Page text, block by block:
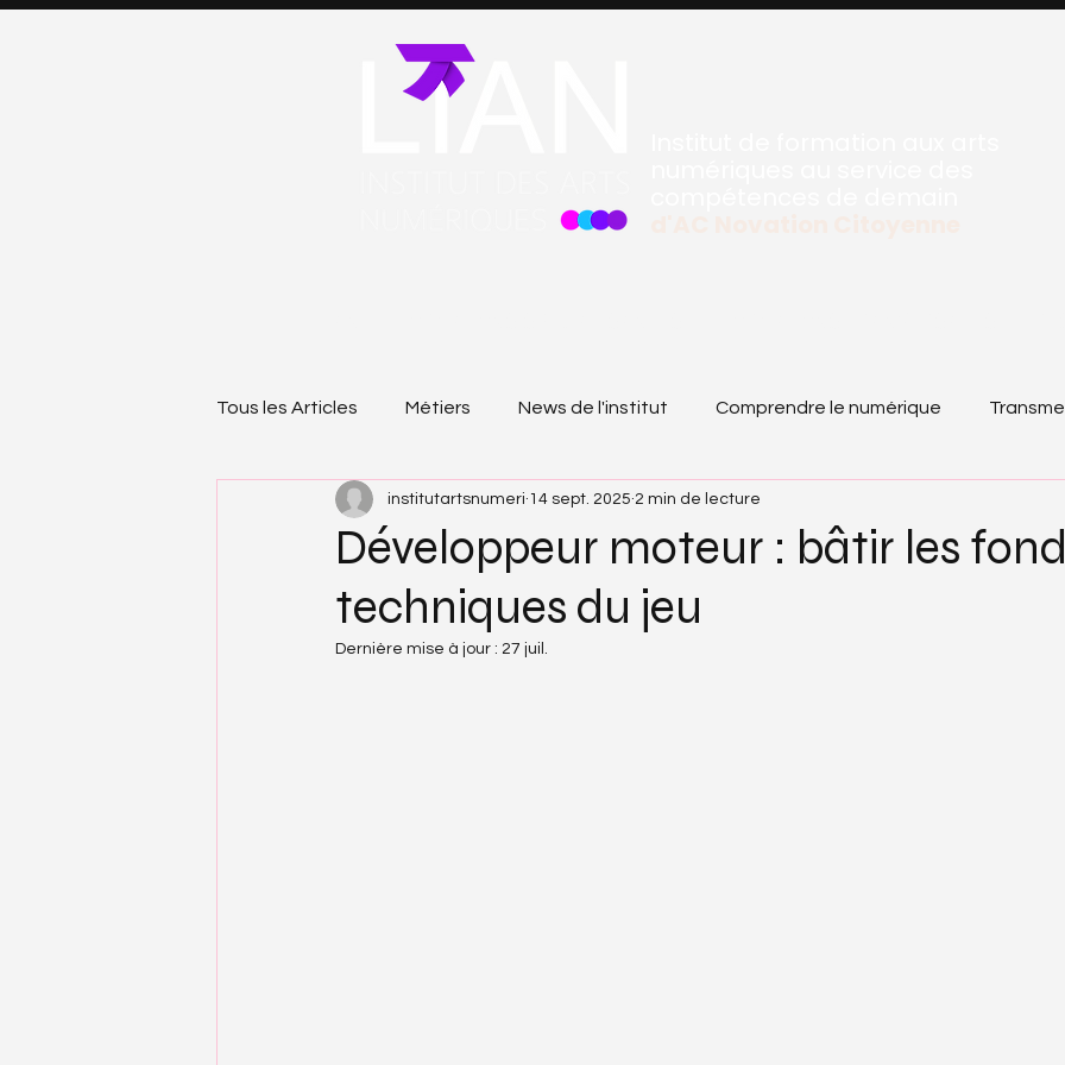
Tous les Articles Métiers News de l'institut Comprendre le numérique
Développeur moteur : bâtir les
techniques du jeu
institutartsnumeri 14 sept. 2025 2 min de lecture
Dernière mise à jour : 27 juil.